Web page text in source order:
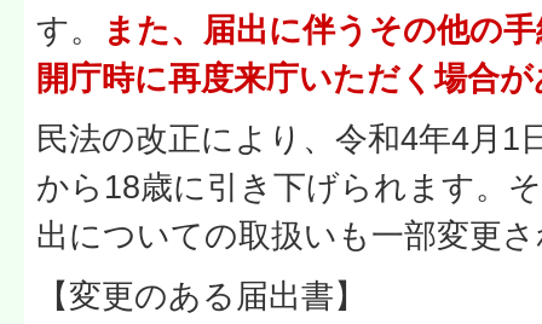
す。
また、届出に伴うその他の
開庁時に再度来庁いただく場合
民法の改正により、令和4年4月1
から18歳に引き下げられます。
出についての取扱いも一部変更
【変更のある届出書】